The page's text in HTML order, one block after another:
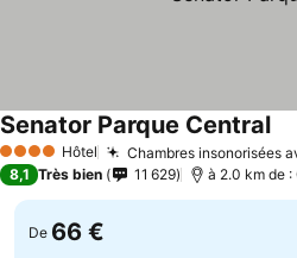
4 Étoiles Hôtel Chambres insonorisées
Senator Parque Central
8,1 Très bien 11 629 à 2.0 km de
De 66 €